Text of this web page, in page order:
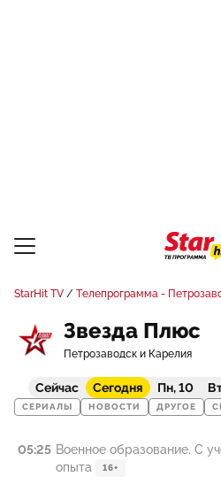
StarHit TV Телепрограмма -
Звезда Плюс
Петрозаводск и Карелия
Сейчас Сегодня Пн, 10
СЕРИАЛЫ НОВОСТИ ДРУГОЕ
05:25 Военное образование. С
опыта
16+